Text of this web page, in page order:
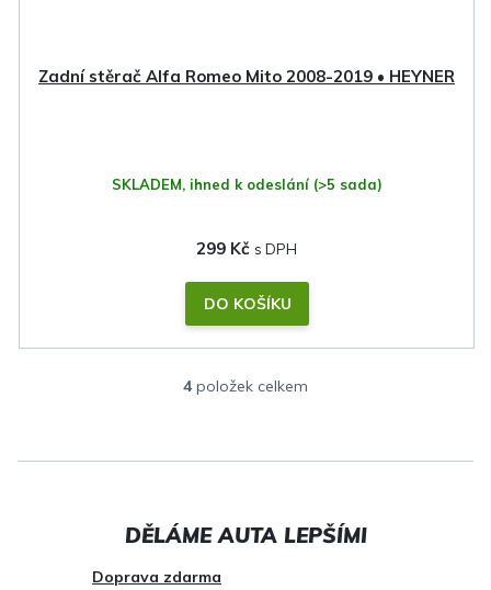
Zadní stěrač Alfa Romeo Mito 2008-2019 • HEYNER
SKLADEM, ihned k odeslání (>5 sada)
299 Kč
DO KOŠÍKU
O
l
a
4položek celkem
Doprava zdarma